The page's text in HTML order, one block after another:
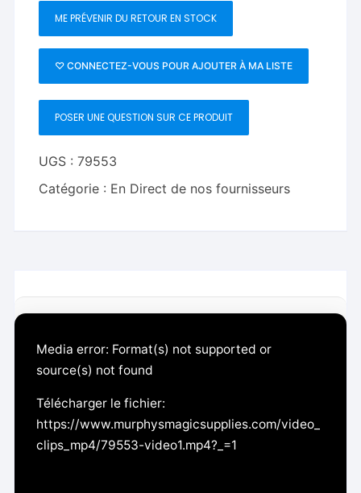
ME PRÉVENIR DU RETOUR EN STOCK
♡ CONNECTEZ-VOUS POUR AJOUTER À MA LISTE
POSER UNE QUESTION SUR CE PRODUIT
UGS :79553
Catégorie : En Direct de nos fournisseurs
Media error: Format(s) not supported or
source(s) not found
Télécharger le fichier:
https://www.murphysmagicsupplies.com/video_
clips_mp4/79553-video1.mp4?_=1